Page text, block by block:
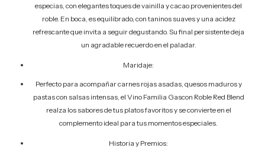
especias, con elegantes toques de vainilla y cacao provenientes del
roble. En boca, es equilibrado, con taninos suaves y una acidez
refrescante que invita a seguir degustando. Su final persistente deja
un agradable recuerdo en el paladar.
Maridaje:
Perfecto para acompañar carnes rojas asadas, quesos maduros y
pastas con salsas intensas, el Vino Familia Gascon Roble Red Blend
realza los sabores de tus platos favoritos y se convierte en el
complemento ideal para tus momentos especiales.
Historia y Premios: